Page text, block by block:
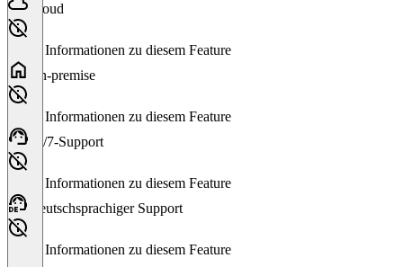
Cloud
Keine Informationen zu diesem Feature
On-premise
Keine Informationen zu diesem Feature
24/7-Support
Keine Informationen zu diesem Feature
Deutschsprachiger Support
Keine Informationen zu diesem Feature